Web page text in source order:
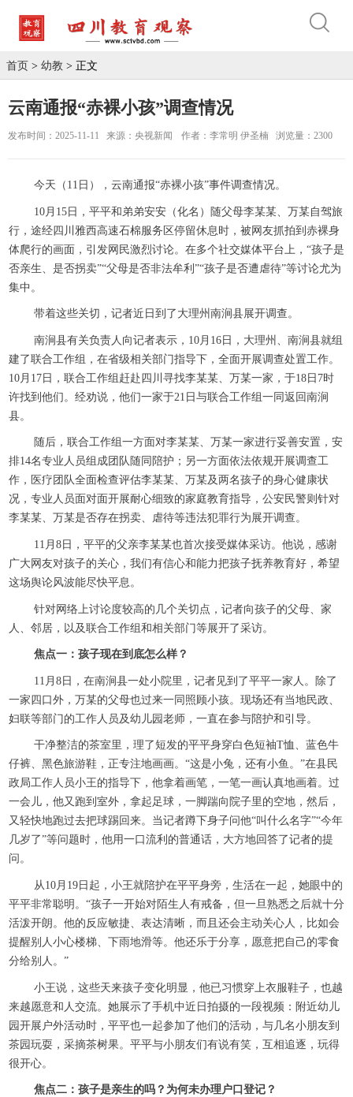
首页 > 幼教 > 正文
云南通报“赤裸小孩”调查情况
发布时间：2025-11-11 来源：央视新闻 作者：李常明 伊圣楠 浏览量：2300
今天（11日），云南通报“赤裸小孩”事件调查情况。
10月15日，平平和弟弟安安（化名）随父母李某某、万某自驾旅
行，途经四川雅西高速石棉服务区停留休息时，被网友抓拍到赤裸身
体爬行的画面，引发网民激烈讨论。在多个社交媒体平台上，“孩子是
否亲生、是否拐卖”“父母是否非法牟利”“孩子是否遭虐待”等讨论尤为
集中。
带着这些关切，记者近日到了大理州南涧县展开调查。
南涧县有关负责人向记者表示，10月16日，大理州、南涧县就组
建了联合工作组，在省级相关部门指导下，全面开展调查处置工作。
10月17日，联合工作组赶赴四川寻找李某某、万某一家，于18日7时
许找到他们。经劝说，他们一家于21日与联合工作组一同返回南涧
县。
随后，联合工作组一方面对李某某、万某一家进行妥善安置，安
排14名专业人员组成团队随同陪护；另一方面依法依规开展调查工
作，医疗团队全面检查评估李某某、万某及两名孩子的身心健康状
况，专业人员面对面开展耐心细致的家庭教育指导，公安民警则针对
李某某、万某是否存在拐卖、虐待等违法犯罪行为展开调查。
11月8日，平平的父亲李某某也首次接受媒体采访。他说，感谢
广大网友对孩子的关心，我们有信心和能力把孩子抚养教育好，希望
这场舆论风波能尽快平息。
针对网络上讨论度较高的几个关切点，记者向孩子的父母、家
人、邻居，以及联合工作组和相关部门等展开了采访。
焦点一：孩子现在到底怎么样？
11月8日，在南涧县一处小院里，记者见到了平平一家人。除了
一家四口外，万某的父母也过来一同照顾小孩。现场还有当地民政、
妇联等部门的工作人员及幼儿园老师，一直在参与陪护和引导。
干净整洁的茶室里，理了短发的平平身穿白色短袖T恤、蓝色牛
仔裤、黑色旅游鞋，正专注地画画。“这是小兔，还有小鱼。”在县民
政局工作人员小王的指导下，他拿着画笔，一笔一画认真地画着。过
一会儿，他又跑到室外，拿起足球，一脚踹向院子里的空地，然后，
又轻快地跑过去把球踢回来。当记者蹲下身子问他“叫什么名字”“今年
几岁了”等问题时，他用一口流利的普通话，大方地回答了记者的提
问。
从10月19日起，小王就陪护在平平身旁，生活在一起，她眼中的
平平非常聪明。“孩子一开始对陌生人有戒备，但一旦熟悉之后就十分
活泼开朗。他的反应敏捷、表达清晰，而且还会主动关心人，比如会
提醒别人小心楼梯、下雨地滑等。他还乐于分享，愿意把自己的零食
分给别人。”
小王说，这些天来孩子变化明显，他已习惯穿上衣服鞋子，也越
来越愿意和人交流。她展示了手机中近日拍摄的一段视频：附近幼儿
园开展户外活动时，平平也一起参加了他们的活动，与几名小朋友到
茶园玩耍，采摘茶树果。平平与小朋友们有说有笑，互相追逐，玩得
很开心。
焦点二：孩子是亲生的吗？为何未办理户口登记？